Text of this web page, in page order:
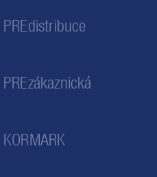
PREdistribuce
PREzákaznická
KORMARK